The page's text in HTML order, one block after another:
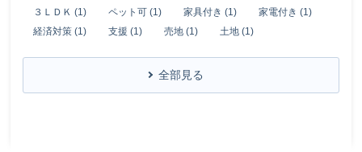
３ＬＤＫ (1)
ペット可 (1) 家具付き (1)
家電付き (1)
経済対策 (1)
支援 (1) 売地 (1) 土地 (1)
全部見る